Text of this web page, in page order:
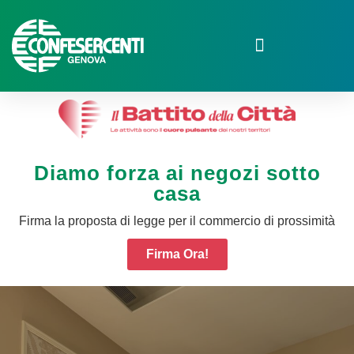
Diamo forza ai negozi sotto
casa
Firma la proposta di legge per il commercio di prossimità
Firma Ora!